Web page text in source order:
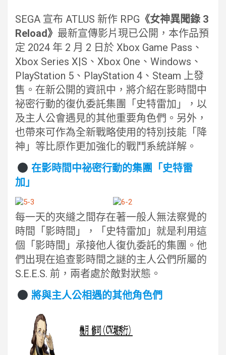
SEGA 宣布 ATLUS 新作 RPG 《女神異聞錄 3
Reload》 最新宣傳影片現已公開，本作品預
定 2024 年 2 月 2 日於 Xbox Game Pass、
Xbox Series X|S、Xbox One、Windows、
PlayStation 5、PlayStation 4、Steam 上發
售。在新公開的資訊中，將介紹在影時間中
祕密行動的復仇委託集團「史特雷加」，以
及主人公會遇見的其他重要角色們。另外，
也帶來可作為全新戰略使用的特別技能「降
神」等比原作更加強化的戰鬥系統詳解。
在影時間中祕密行動的集團「史特雷
加」
每一天的夾縫之間存在著一般人無法察覺的
時間「影時間」，「史特雷加」就是利用這
個「影時間」承接他人復仇委託的集團。他
們出現在追查影時間之謎的主人公們所屬的
S.E.E.S. 前，兩者處於敵對狀態。
將與主人公相遇的其他角色們